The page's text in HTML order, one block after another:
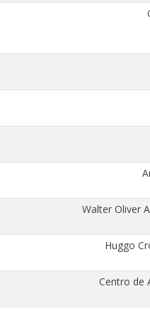
Walter Oliver
Huggo
Centro de